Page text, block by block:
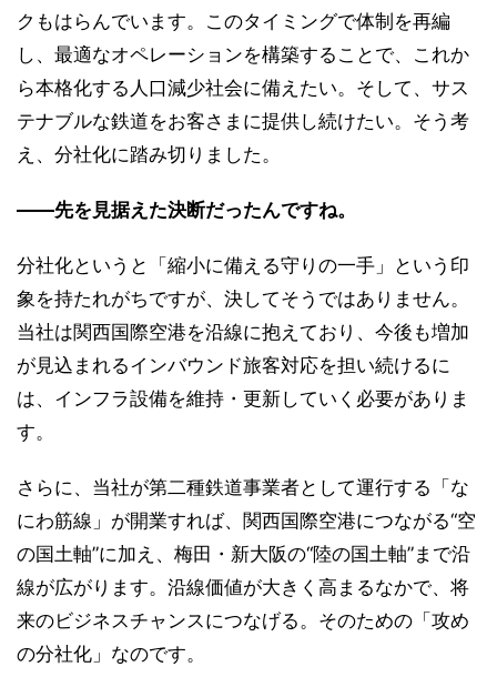
クもはらんでいます。このタイミングで体制を再編
し、最適なオペレーションを構築することで、これか
ら本格化する人口減少社会に備えたい。そして、サス
テナブルな鉄道をお客さまに提供し続けたい。そう考
え、分社化に踏み切りました。
――先を見据えた決断だったんですね。
分社化というと「縮小に備える守りの一手」という印
象を持たれがちですが、決してそうではありません。
当社は関西国際空港を沿線に抱えており、今後も増加
が見込まれるインバウンド旅客対応を担い続けるに
は、インフラ設備を維持・更新していく必要がありま
す。
さらに、当社が第二種鉄道事業者として運行する「な
にわ筋線」が開業すれば、関西国際空港につながる“空
の国土軸”に加え、梅田・新大阪の“陸の国土軸”まで沿
線が広がります。沿線価値が大きく高まるなかで、将
来のビジネスチャンスにつなげる。そのための「攻め
の分社化」なのです。